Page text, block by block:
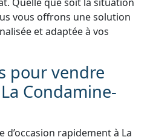
vous offrons une solution
et adaptée à vos
pour vendre
Condamine-
rapidement à La